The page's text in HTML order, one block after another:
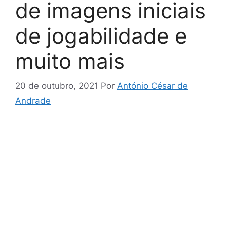
de imagens iniciais
de jogabilidade e
muito mais
20 de outubro, 2021 Por António César de
Andrade